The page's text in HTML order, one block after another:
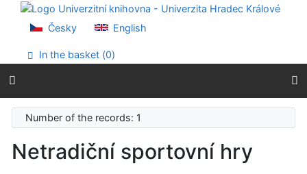
Go to content
Go to menu
Accessibility declaration
Česky English
In the basket (0)
Number of the records: 1
Netradiční sportovní hry